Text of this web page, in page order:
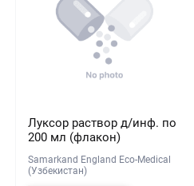
Луксор раствор д/инф. по
200 мл (флакон)
Samarkand England Eco-Medical
(Узбекистан)